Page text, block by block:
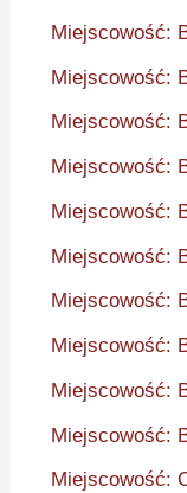
Miejscowość:
Miejscowość:
Miejscowość:
Miejscowość:
Miejscowość:
Miejscowość:
Miejscowość:
Miejscowość:
Miejscowość:
Miejscowość:
Miejscowość: